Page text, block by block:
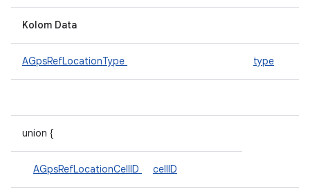
Kolom Data
AGpsRefLocationType type
union {
AGpsRefLocationCellID cellID